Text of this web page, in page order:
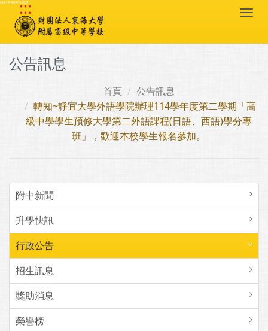
跳到主要內容區塊
:::
公告訊息
首頁
公告訊息
轉知~靜宜大學外語學院辦理114學年度第二學期「高
級中學學生預修大學第二外語課程(日語、西語)學分專
班」，歡迎本校學生報名參加。
附中新聞
升學快訊
行政公告
招生訊息
獎助消息
榮譽榜